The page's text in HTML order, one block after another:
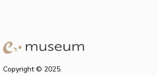
Copyright © 2025.